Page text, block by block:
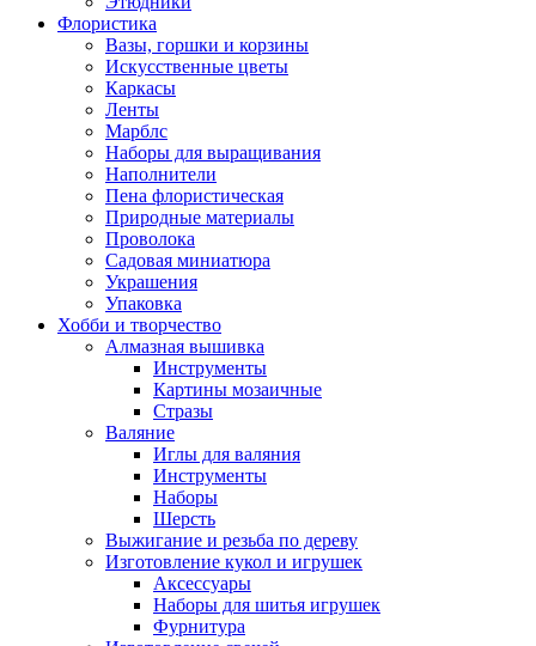
Флористика
Вазы, горшки и корзины
Искусственные цветы
Каркасы
Ленты
Марблс
Наборы для выращивания
Наполнители
Пена флористическая
Природные материалы
Проволока
Садовая миниатюра
Украшения
Упаковка
Хобби и творчество
Алмазная вышивка
Инструменты
Картины мозаичные
Стразы
Валяние
Иглы для валяния
Инструменты
Наборы
Шерсть
Выжигание и резьба по дереву
Изготовление кукол и игрушек
Аксессуары
Наборы для шитья игрушек
Фурнитура